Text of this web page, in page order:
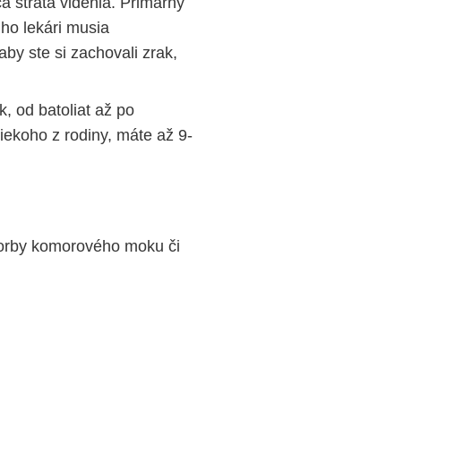
lekári musia
ste si zachovali zrak,
od batoliat až po
z rodiny, máte až 9-
komorového moku či